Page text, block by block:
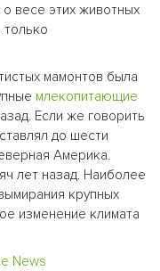
весе этих животных
мамонтов была
млекопитающие
Если же говорить
до шести
Америка.
лет назад. Наиболее
крупных
изменение климата
News